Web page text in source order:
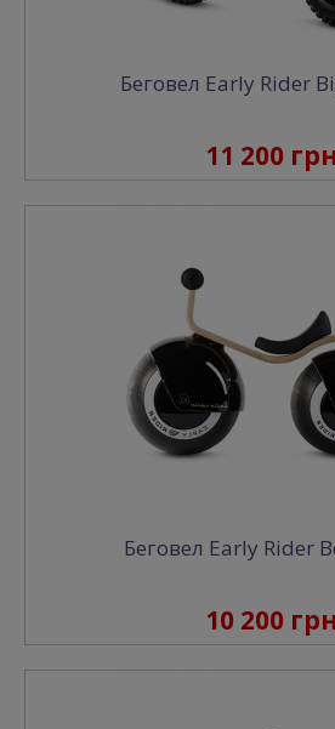
Беговел Early Rider
11 200 грн
Беговел Early Rider
10 200 грн